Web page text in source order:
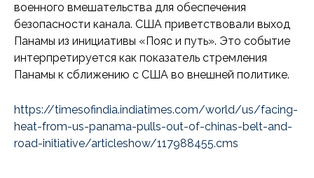
военного вмешательства для обеспечения
безопасности канала. США приветствовали выход
Панамы из инициативы «Пояс и путь». Это событие
интерпретируется как показатель стремления
Панамы к сближению с США во внешней политике.
https://timesofindia.indiatimes.com/world/us/facing-
heat-from-us-panama-pulls-out-of-chinas-belt-and-
road-initiative/articleshow/117988455.cms